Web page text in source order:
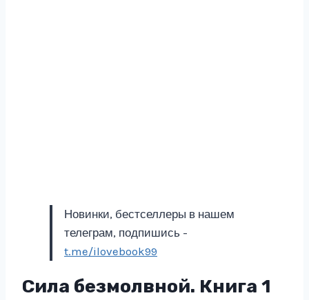
Новинки, бестселлеры в нашем
телеграм, подпишись -
t.me/ilovebook99
Сила безмолвной. Книга 1